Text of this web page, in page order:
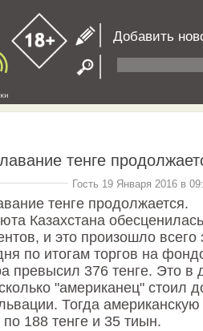
Добавить
тенге
Гость 19 Января 2016 в
тенге продолжается.
Казахстана обесценилась
и это произошло всего
по итогам торгов на
превысил 376 тенге. Это в
"американец" стоил
Тогда американскую
188 тенге и 35 тиын.